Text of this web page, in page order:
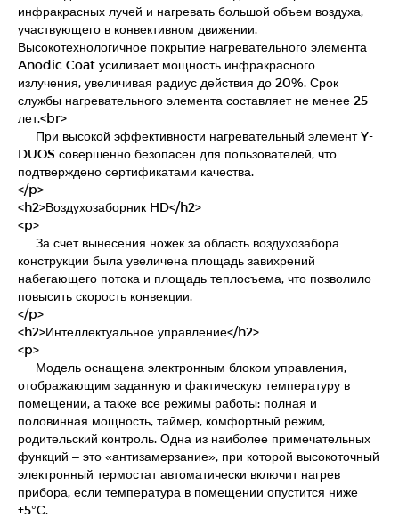
инфракрасных лучей и нагревать большой объем воздуха,
участвующего в конвективном движении.
Высокотехнологичное покрытие нагревательного элемента
Anodic Coat усиливает мощность инфракрасного
излучения, увеличивая радиус действия до 20%. Срок
службы нагревательного элемента составляет не менее 25
лет.<br>
При высокой эффективности нагревательный элемент Y-
DUOS совершенно безопасен для пользователей, что
подтверждено сертификатами качества.
</p>
<h2>Воздухозаборник HD</h2>
<p>
За счет вынесения ножек за область воздухозабора
конструкции была увеличена площадь завихрений
набегающего потока и площадь теплосъема, что позволило
повысить скорость конвекции.
</p>
<h2>Интеллектуальное управление</h2>
<p>
Модель оснащена электронным блоком управления,
отображающим заданную и фактическую температуру в
помещении, а также все режимы работы: полная и
половинная мощность, таймер, комфортный режим,
родительский контроль. Одна из наиболее примечательных
функций – это «антизамерзание», при которой высокоточный
электронный термостат автоматически включит нагрев
прибора, если температура в помещении опустится ниже
+5°С.